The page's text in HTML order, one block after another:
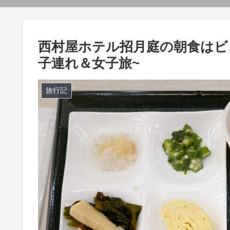
西村屋ホテル招月庭の朝食は
子連れ＆女子旅~
旅行記